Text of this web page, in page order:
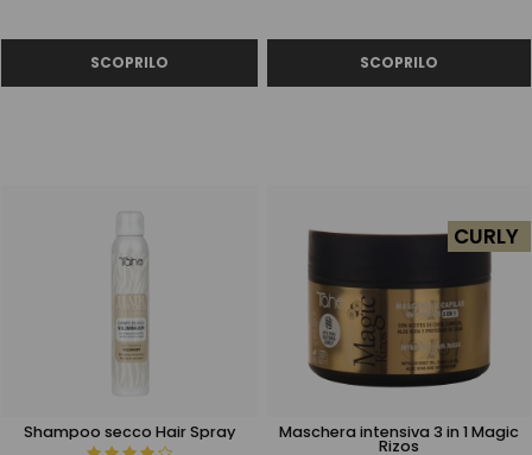
Shampoo secco Hair Spray Maschera intensiva 3 in 1 Magic
Rizos
CURLY